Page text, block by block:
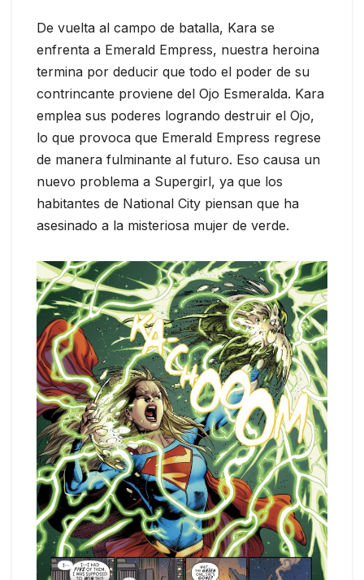
De vuelta al campo de batalla, Kara se
enfrenta a Emerald Empress, nuestra heroina
termina por deducir que todo el poder de su
contrincante proviene del Ojo Esmeralda. Kara
emplea sus poderes logrando destruir el Ojo,
lo que provoca que Emerald Empress regrese
de manera fulminante al futuro. Eso causa un
nuevo problema a Supergirl, ya que los
habitantes de National City piensan que ha
asesinado a la misteriosa mujer de verde.